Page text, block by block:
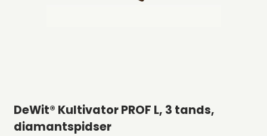
DeWit® Kultivator PROF L, 3 tands,
diamantspidser